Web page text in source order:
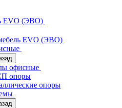
EVO (ЭВО)
EVO (ЭВО)
офисные
опоры
опоры